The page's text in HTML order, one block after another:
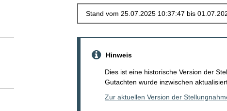
Hinweis
Dies ist eine historische Version der
Gutachten wurde inzwischen
Zur aktuellen Version der